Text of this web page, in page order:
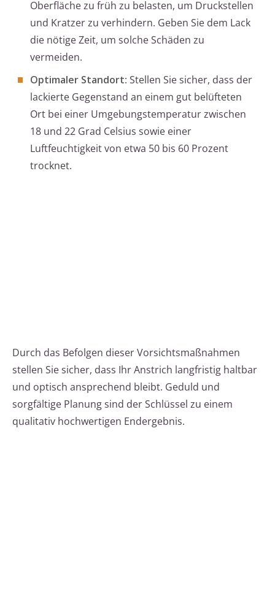
Oberfläche zu früh zu belasten, um Druckstellen
und Kratzer zu verhindern. Geben Sie dem Lack
die nötige Zeit, um solche Schäden zu
vermeiden.
Optimaler Standort: Stellen Sie sicher, dass der
lackierte Gegenstand an einem gut belüfteten
Ort bei einer Umgebungstemperatur zwischen
18 und 22 Grad Celsius sowie einer
Luftfeuchtigkeit von etwa 50 bis 60 Prozent
trocknet.
Durch das Befolgen dieser Vorsichtsmaßnahmen
stellen Sie sicher, dass Ihr Anstrich langfristig haltbar
und optisch ansprechend bleibt. Geduld und
sorgfältige Planung sind der Schlüssel zu einem
qualitativ hochwertigen Endergebnis.